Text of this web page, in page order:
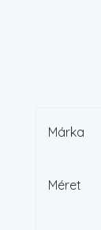
Márka
Méret